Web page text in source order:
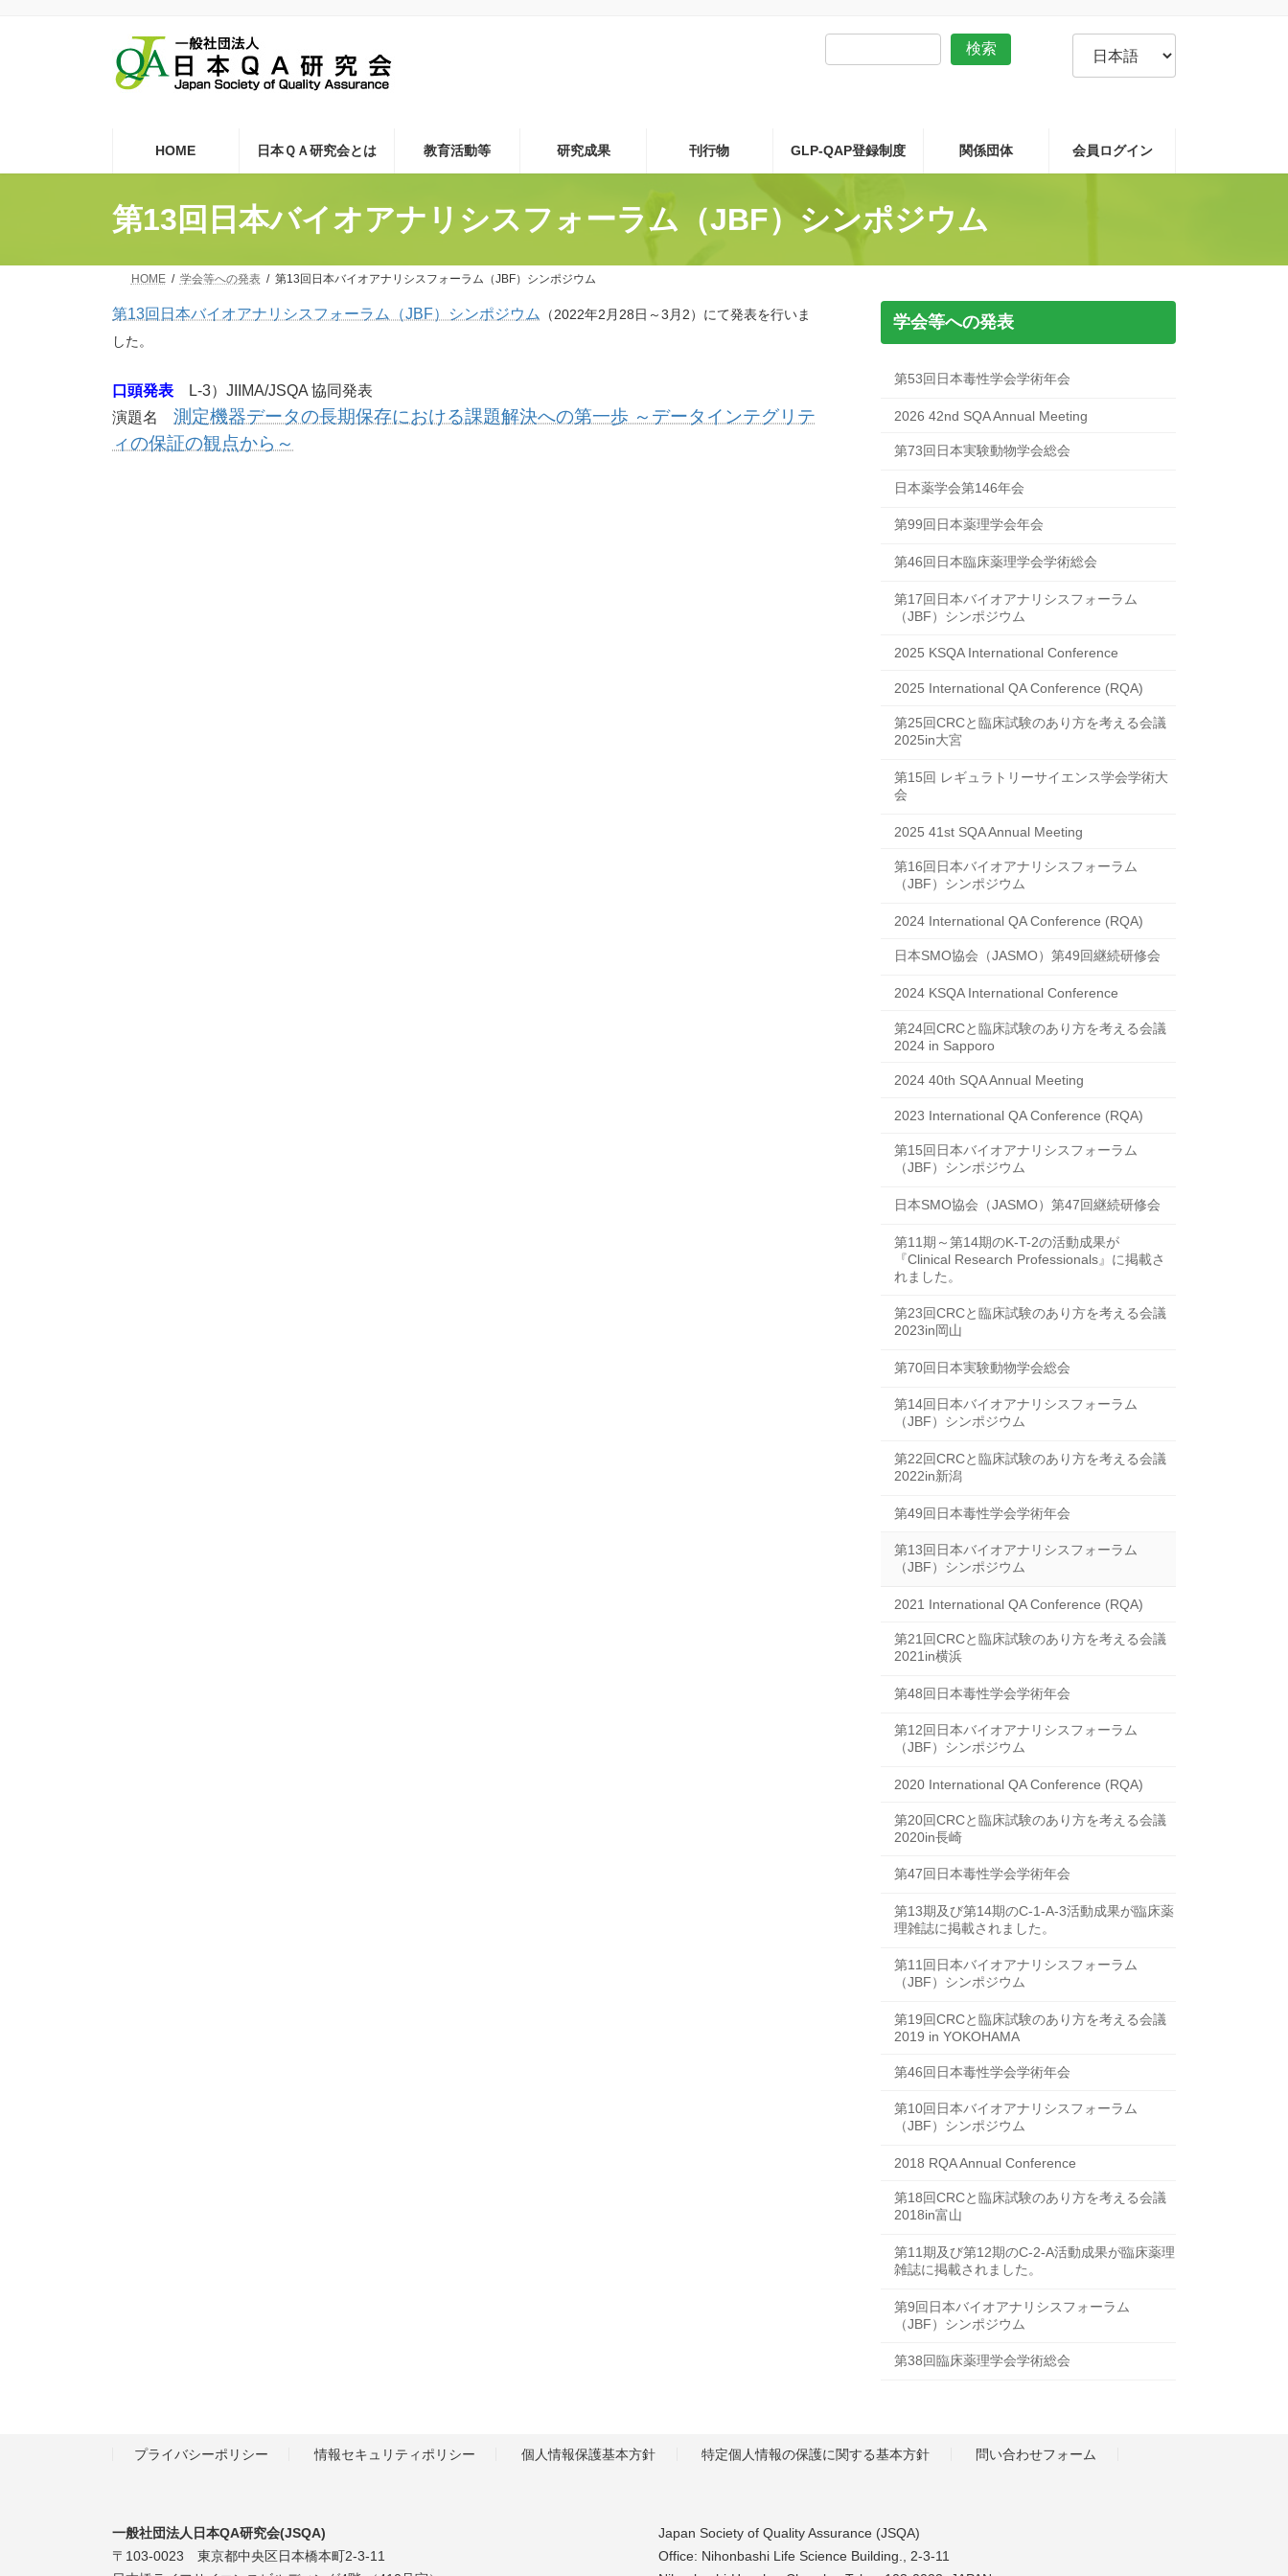
検索
を
HOME 日本ＱＡ研究会とは 教育活動等 研究成果 刊行物 GLP-QAP登録制度 関係団体 会員ログイン
第13回日本バイオアナリシスフォーラム（JBF）シンポジウム
HOME 学会等への発表 第13回日本バイオアナリシスフォーラム（JBF）シンポジウム
第13回日本バイオアナリシスフォーラム（JBF）シンポジウム
（2022年2月28日～3月2）にて発表を行いま
した。
口頭発表
L-3）JIIMA/JSQA 協同発表
演題名 測定機器データの長期保存における課題解決への第一歩 ～データインテグリテ
ィの保証の観点から～
学会等への発表
第53回日本毒性学会学術年会
2026 42nd SQA Annual Meeting
第73回日本実験動物学会総会
日本薬学会第146年会
第99回日本薬理学会年会
第46回日本臨床薬理学会学術総会
第17回日本バイオアナリシスフォーラム
（JBF）シンポジウム
2025 KSQA International Conference
2025 International QA Conference (RQA)
第25回CRCと臨床試験のあり方を考える会議
2025in大宮
第15回 レギュラトリーサイエンス学会学術大
会
2025 41st SQA Annual Meeting
第16回日本バイオアナリシスフォーラム
（JBF）シンポジウム
2024 International QA Conference (RQA)
日本SMO協会（JASMO）第49回継続研修会
2024 KSQA International Conference
第24回CRCと臨床試験のあり方を考える会議
2024 in Sapporo
2024 40th SQA Annual Meeting
2023 International QA Conference (RQA)
第15回日本バイオアナリシスフォーラム
（JBF）シンポジウム
日本SMO協会（JASMO）第47回継続研修会
第11期～第14期のK-T-2の活動成果が
『Clinical Research Professionals』に掲載さ
れました。
第23回CRCと臨床試験のあり方を考える会議
2023in岡山
第70回日本実験動物学会総会
第14回日本バイオアナリシスフォーラム
（JBF）シンポジウム
第22回CRCと臨床試験のあり方を考える会議
2022in新潟
第49回日本毒性学会学術年会
第13回日本バイオアナリシスフォーラム
（JBF）シンポジウム
2021 International QA Conference (RQA)
第21回CRCと臨床試験のあり方を考える会議
2021in横浜
第48回日本毒性学会学術年会
第12回日本バイオアナリシスフォーラム
（JBF）シンポジウム
2020 International QA Conference (RQA)
第20回CRCと臨床試験のあり方を考える会議
2020in長崎
第47回日本毒性学会学術年会
第13期及び第14期のC-1-A-3活動成果が臨床薬
理雑誌に掲載されました。
第11回日本バイオアナリシスフォーラム
（JBF）シンポジウム
第19回CRCと臨床試験のあり方を考える会議
2019 in YOKOHAMA
第46回日本毒性学会学術年会
第10回日本バイオアナリシスフォーラム
（JBF）シンポジウム
2018 RQA Annual Conference
第18回CRCと臨床試験のあり方を考える会議
2018in富山
第11期及び第12期のC-2-A活動成果が臨床薬理
雑誌に掲載されました。
第9回日本バイオアナリシスフォーラム
（JBF）シンポジウム
第38回臨床薬理学会学術総会
プライバシーポリシー 情報セキュリティポリシー 個人情報保護基本方針 特定個人情報の保護に関する基本方針 問い合わせフォーム
一般社団法人日本QA研究会(JSQA)
〒103-0023 東京都中央区日本橋本町2-3-11
Japan Society of Quality Assurance (JSQA)
Office: Nihonbashi Life Science Building., 2-3-11